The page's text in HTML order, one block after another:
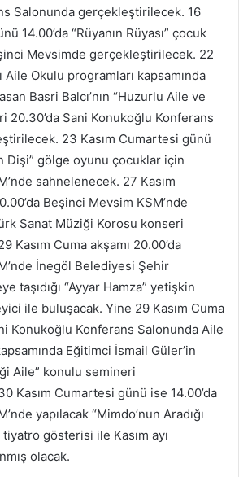
Salonunda gerçekleştirilecek. 16
14.00’da “Rüyanın Rüyası” çocuk
Mevsimde gerçekleştirilecek. 22
Aile Okulu programları kapsamında
Basri Balcı’nın “Huzurlu Aile ve
20.30’da Sani Konukoğlu Konferans
23 Kasım Cumartesi günü
Dişi” gölge oyunu çocuklar için
sahnelenecek. 27 Kasım
Beşinci Mevsim KSM’nde
Sanat Müziği Korosu konseri
Kasım Cuma akşamı 20.00’da
İnegöl Belediyesi Şehir
taşıdığı “Ayyar Hamza” yetişkin
ile buluşacak. Yine 29 Kasım Cuma
Konukoğlu Konferans Salonunda Aile
Eğitimci İsmail Güler’in
Aile” konulu semineri
Kasım Cumartesi günü ise 14.00’da
yapılacak “Mimdo’nun Aradığı
gösterisi ile Kasım ayı
olacak.